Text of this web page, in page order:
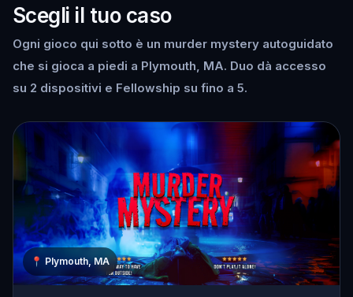
Scegli il tuo caso
Ogni gioco qui sotto è un murder mystery autoguidato
che si gioca a piedi a Plymouth, MA. Duo dà accesso
su 2 dispositivi e Fellowship su fino a 5.
📍 Plymouth, MA